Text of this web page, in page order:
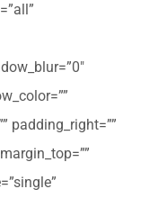
padding_right=””